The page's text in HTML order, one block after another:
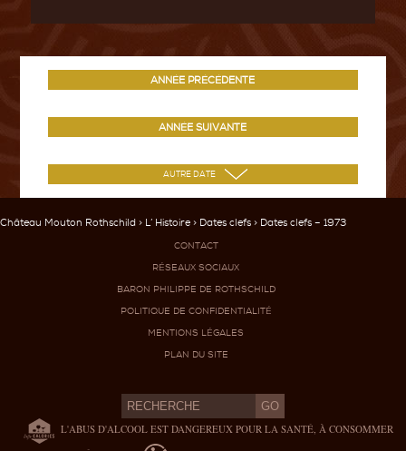
ANNÉE PRÉCÉDENTE
ANNÉE SUIVANTE
Château Mouton Rothschild > L’ Histoire > Dates clefs > Dates clefs – 1973
CONTACT
RÉSEAUX SOCIAUX
BARON PHILIPPE DE ROTHSCHILD
POLITIQUE DE CONFIDENTIALITÉ
MENTIONS LÉGALES
PLAN DU SITE
L'ABUS D'ALCOOL EST DANGEREUX POUR LA SANTÉ, À CONSOMMER